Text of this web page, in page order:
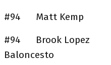
#94 Matt Kemp
#94 Brook
Baloncesto